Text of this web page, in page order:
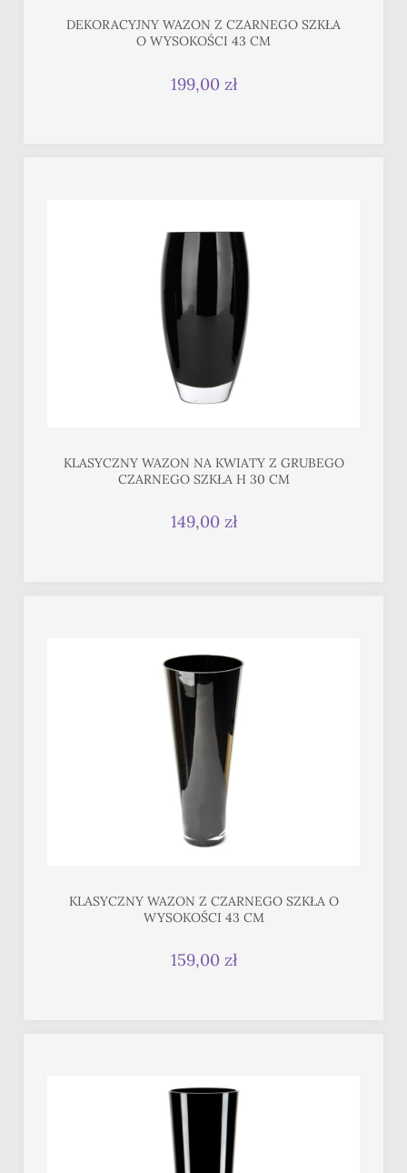
DEKORACYJNY WAZON Z CZARNEGO SZKŁA
O WYSOKOŚCI 43 CM
199,00 zł
KLASYCZNY WAZON NA KWIATY Z GRUBEGO
CZARNEGO SZKŁA H 30 CM
149,00 zł
KLASYCZNY WAZON Z CZARNEGO SZKŁA O
WYSOKOŚCI 43 CM
159,00 zł